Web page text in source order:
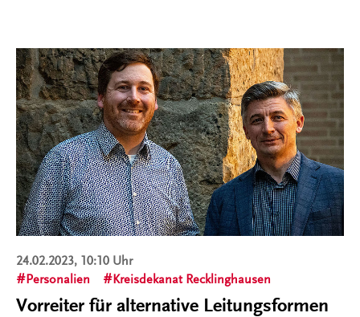
24.02.2023, 10:10 Uhr
Personalien
Kreisdekanat Recklinghausen
Vorreiter für alternative Leitungsformen